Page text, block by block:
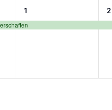
1
Veranstaltung,
1
1
2